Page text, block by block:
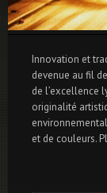
Innovation et
devenue au fil
de l’excellence
originalité
et de couleurs.